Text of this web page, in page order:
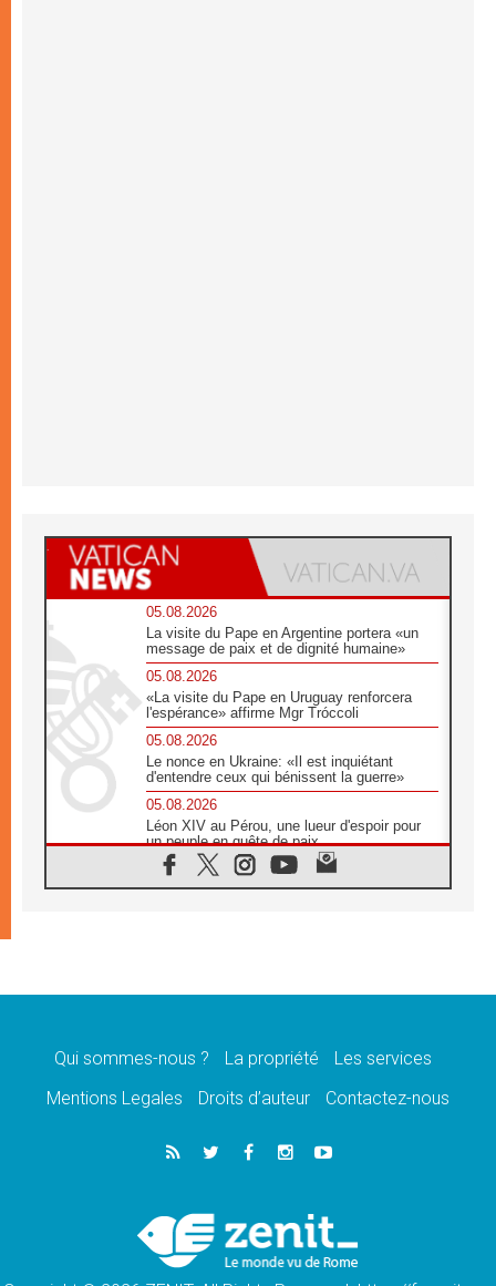
05.08.2026
La visite du Pape en Argentine portera «un
message de paix et de dignité humaine»
05.08.2026
«La visite du Pape en Uruguay renforcera
l'espérance» affirme Mgr Tróccoli
05.08.2026
Le nonce en Ukraine: «Il est inquiétant
d'entendre ceux qui bénissent la guerre»
05.08.2026
Léon XIV au Pérou, une lueur d'espoir pour
un peuple en quête de paix
05.08.2026
SCEAM: L'Église en Afrique vers
en Argentine et au Pérou
Audience générale: la prière est un acte
04.08.2026
Léon XIV invite les Chevaliers de Colomb à
Au Nigéria, attaques d'église, meurtre et
enlèvements de religieux suscitent l'émotion
Qui sommes-nous ? La propriété
Les services
Mentions Legales
Droits d’auteur Contactez-nous